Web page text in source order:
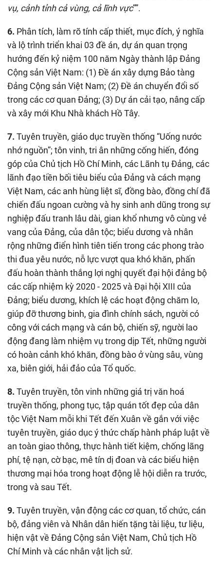
vụ, cảnh tỉnh cả vùng, cả lĩnh vực””.
6. Phân tích, làm rõ tính cấp thiết, mục đích, ý nghĩa
và lộ trình triển khai 03 đề án, dự án quan trọng
hướng đến kỷ niệm 100 năm Ngày thành lập Đảng
Cộng sản Việt Nam: (1) Đề án xây dựng Bảo tàng
Đảng Cộng sản Việt Nam; (2) Đề án chuyển đổi số
trong các cơ quan Đảng; (3) Dự án cải tạo, nâng cấp
và xây mới Khu Nhà khách Hồ Tây.
7. Tuyên truyền, giáo dục truyền thống “Uống nước
nhớ nguồn”; tôn vinh, tri ân những cống hiến, đóng
góp của Chủ tịch Hồ Chí Minh, các Lãnh tụ Đảng, các
lãnh đạo tiền bối tiêu biểu của Đảng và cách mạng
Việt Nam, các anh hùng liệt sĩ, đồng bào, đồng chí đã
chiến đấu ngoan cường và hy sinh anh dũng trong sự
nghiệp đấu tranh lâu dài, gian khổ nhưng vô cùng vẻ
vang của Đảng, của dân tộc; biểu dương và nhân
rộng những điển hình tiên tiến trong các phong trào
thi đua yêu nước, nỗ lực vượt qua khó khăn, phấn
đấu hoàn thành thắng lợi nghị quyết đại hội đảng bộ
các cấp nhiệm kỳ 2020 - 2025 và Đại hội XIII của
Đảng; biểu dương, khích lệ các hoạt động chăm lo,
giúp đỡ thương binh, gia đình chính sách, người có
công với cách mạng và cán bộ, chiến sỹ, người lao
động đang làm nhiệm vụ trong dịp Tết, những người
có hoàn cảnh khó khăn, đồng bào ở vùng sâu, vùng
xa, biên giới, hải đảo của Tổ quốc.
8. Tuyên truyền, tôn vinh những giá trị văn hoá
truyền thống, phong tục, tập quán tốt đẹp của dân
tộc Việt Nam mỗi khi Tết đến Xuân về gắn với việc
tuyên truyền, giáo dục ý thức chấp hành pháp luật về
an toàn giao thông, thực hành tiết kiệm, chống lãng
phí, tệ nạn, cờ bạc, mê tín dị đoan và các biểu hiện
thương mại hóa trong hoạt động lễ hội diễn ra trước,
trong và sau Tết.
9. Tuyên truyền, vận động các cơ quan, tổ chức, cán
bộ, đảng viên và Nhân dân hiến tặng tài liệu, tư liệu,
hiện vật về Đảng Cộng sản Việt Nam, Chủ tịch Hồ
Chí Minh và các nhân vật lịch sử.